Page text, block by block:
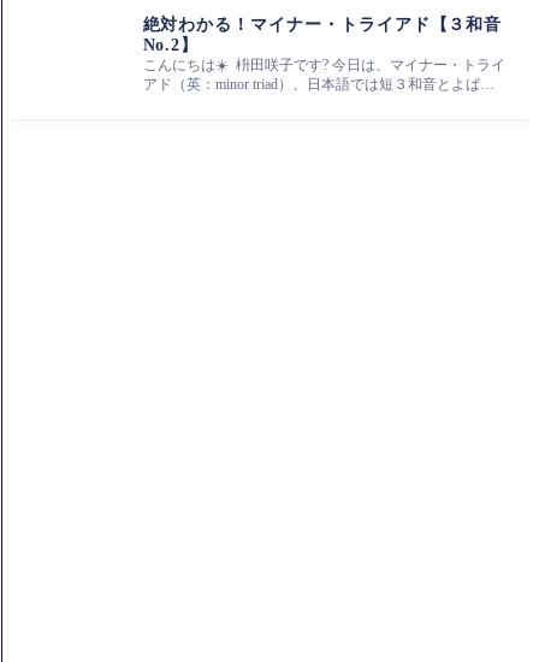
絶対わかる！マイナー・トライアド【３和音
No.2】
こんにちは☀️ 枡田咲子です? 今日は、マイナー・トライ
アド（英：minor triad）、日本語では短３和音とよばれ